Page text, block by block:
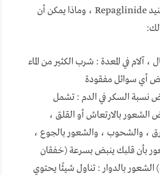
لدواء ريباجلينيد Repaglinide ، وماذا يمكن أن
، آلام في المعدة : شرب الكثير من الماء
أي سوائل مفقودة
نسبة السكر في الدم : تشمل
الشعور بالارتعاش أو القلق ،
، والشحوب ، والشعور بالجوع ،
بأن قلبك ينبض بسرعة (خفقان
الشعور بالدوار : تناول شيئًا يحتوي